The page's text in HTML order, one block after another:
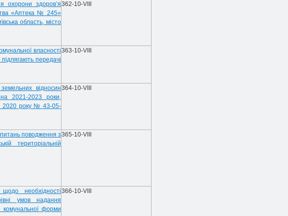
охорони здоров’я
«Аптека № 245»
область, місто
362-10-VIIІ
власності
підлягають передачі
363-10-VIIІ
відносин
на 2021-2023 роки,
2020 року № 43-05-
364-10-VIIІ
питань поводження з
територіальній
365-10-VIIІ
необхідності
умов надання
комунальної форми
366-10-VIIІ